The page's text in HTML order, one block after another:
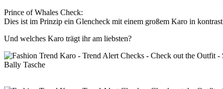
Prince of Whales Check:
Dies ist im Prinzip ein Glencheck mit einem großem Karo in
Und welches Karo trägt ihr am liebsten?